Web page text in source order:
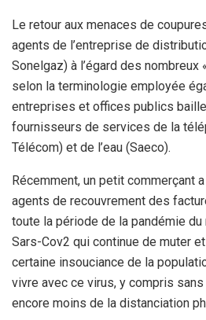
Le retour aux menaces de
agents de l’entreprise de
Sonelgaz) à l’égard des nombreux
selon la terminologie employée
entreprises et offices publics
fournisseurs de services de la
Télécom) et de l’eau (Saeco).
Récemment, un petit commerçant
agents de recouvrement des
toute la période de la pandémie du
Sars-Cov2 qui continue de muter
certaine insouciance de la
vivre avec ce virus, y compris
encore moins de la distanciation